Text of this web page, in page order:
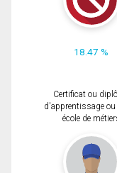
18.47 %
Certificat ou
d'apprentissage
école de